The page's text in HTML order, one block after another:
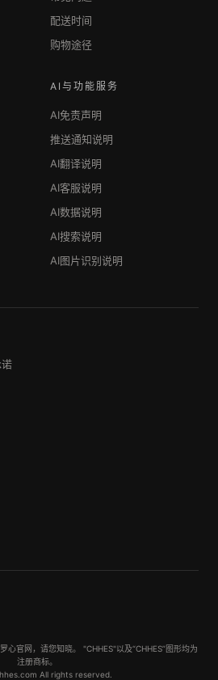
配送时间
购物途径
AI与功能服务
AI免责声明
推送通知说明
AI翻译说明
AI客服说明
AI数据说明
AI搜索说明
AI图片识别说明
心官网，请您知晓。 "CHHES"以及“CHHES”图形均为
注册商标。
All rights reserved.